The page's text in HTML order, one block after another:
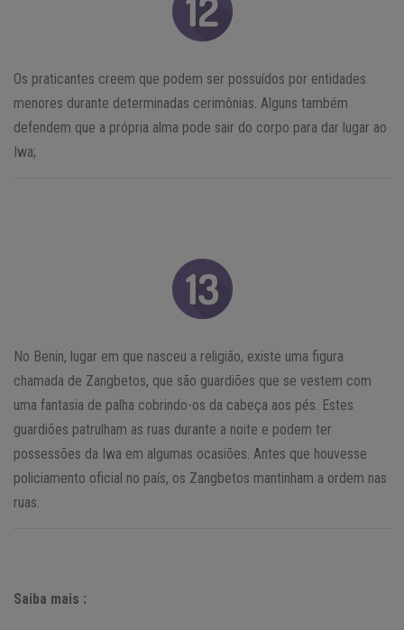
Os praticantes creem que podem ser possuídos por entidades
menores durante determinadas cerimônias. Alguns também
defendem que a própria alma pode sair do corpo para dar lugar ao
Iwa;
No Benin, lugar em que nasceu a religião, existe uma figura
chamada de Zangbetos, que são guardiões que se vestem com
uma fantasia de palha cobrindo-os da cabeça aos pés. Estes
guardiões patrulham as ruas durante a noite e podem ter
possessões da Iwa em algumas ocasiões. Antes que houvesse
policiamento oficial no país, os Zangbetos mantinham a ordem nas
ruas.
Saiba mais :